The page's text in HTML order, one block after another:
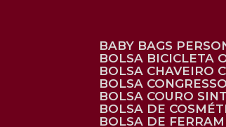
BABY BAGS
BOLSA BICICLETA
BOLSA CHAVEIRO
BOLSA
BOLSA COURO
BOLSA DE
BOLSA DE